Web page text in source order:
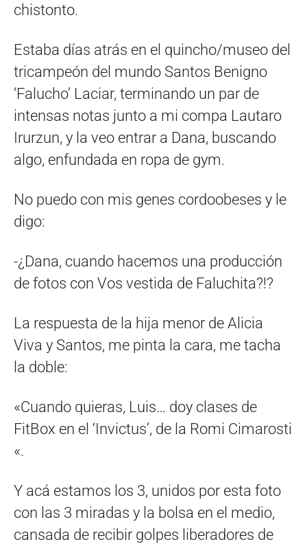
chistonto.
Estaba días atrás en el quincho/museo del
tricampeón del mundo Santos Benigno
‘Falucho’ Laciar, terminando un par de
intensas notas junto a mi compa Lautaro
Irurzun, y la veo entrar a Dana, buscando
algo, enfundada en ropa de gym.
No puedo con mis genes cordoobeses y le
digo:
-¿Dana, cuando hacemos una producción
de fotos con Vos vestida de Faluchita?!?
La respuesta de la hija menor de Alicia
Viva y Santos, me pinta la cara, me tacha
la doble:
«Cuando quieras, Luis… doy clases de
FitBox en el ‘Invictus’, de la Romi Cimarosti
«.
Y acá estamos los 3, unidos por esta foto
con las 3 miradas y la bolsa en el medio,
cansada de recibir golpes liberadores de